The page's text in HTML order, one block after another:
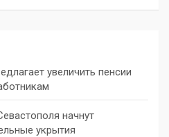
увеличить пенсии
начнут
укрытия